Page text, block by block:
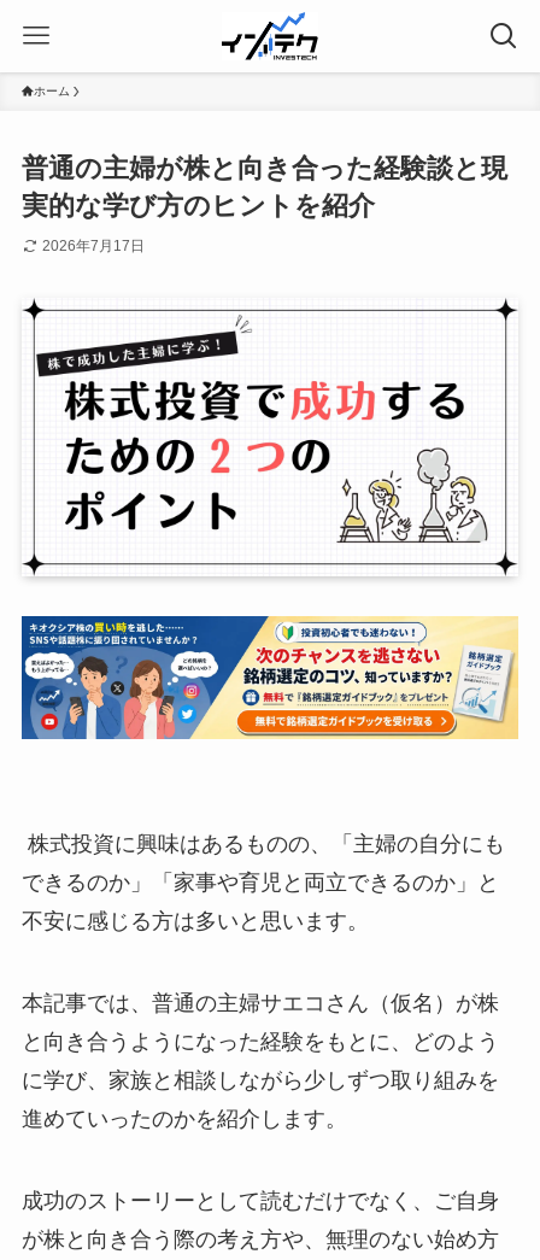
ホーム
普通の主婦が株と向き合った経験談と現
実的な学び方のヒントを紹介
2026年7月17日
株式投資に興味はあるものの、「主婦の自分にも
できるのか」「家事や育児と両立できるのか」と
不安に感じる方は多いと思います。
本記事では、普通の主婦サエコさん（仮名）が株
と向き合うようになった経験をもとに、どのよう
に学び、家族と相談しながら少しずつ取り組みを
進めていったのかを紹介します。
成功のストーリーとして読むだけでなく、ご自身
が株と向き合う際の考え方や、無理のない始め方